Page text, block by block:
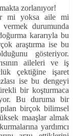
zorlanıyor!
mi yoksa aile mi
durumunda
kararıyla bu
araştırma ise bu
gösteriyor.
aileleri ve iş
çektiğine işaret
ise bu dengeyi
bir koşturmaca
Bu duruma bir
birçok bilimsel
maaşlar almak
yardımcı